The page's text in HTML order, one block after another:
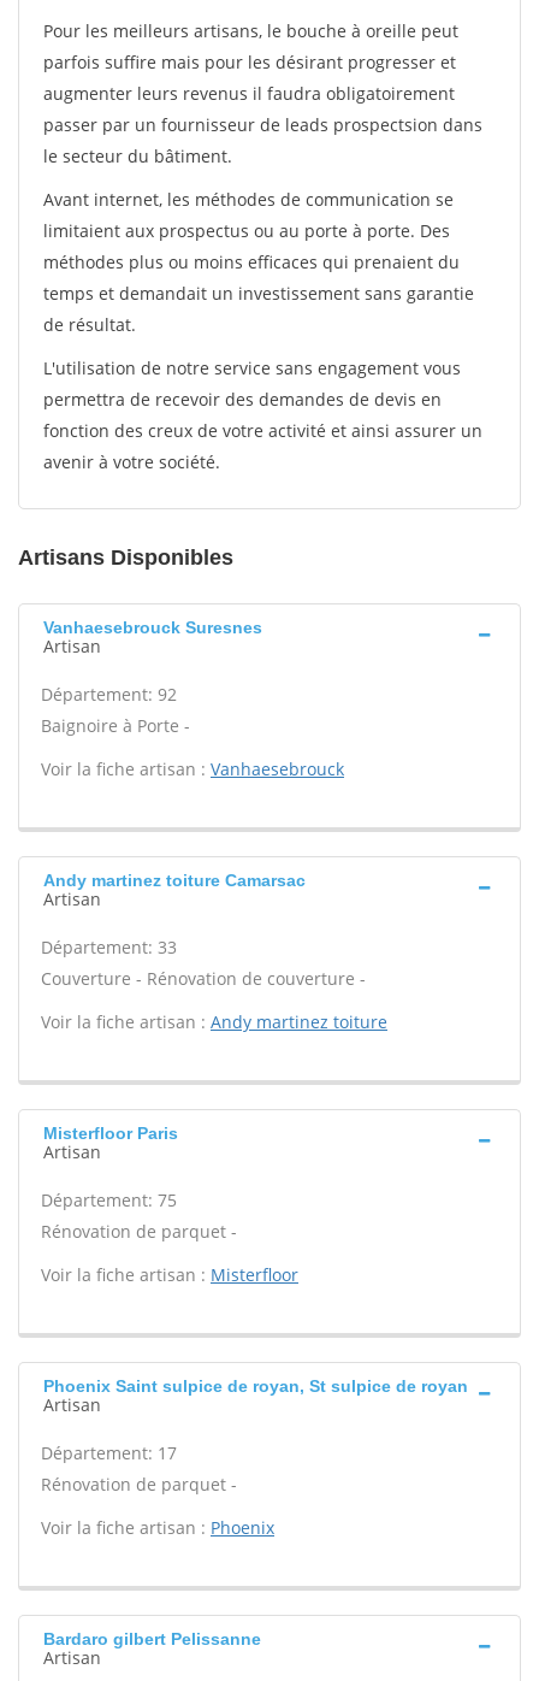
Pour les meilleurs artisans, le bouche à oreille peut
parfois suffire mais pour les désirant progresser et
augmenter leurs revenus il faudra obligatoirement
passer par un fournisseur de leads prospectsion dans
le secteur du bâtiment.
Avant internet, les méthodes de communication se
limitaient aux prospectus ou au porte à porte. Des
méthodes plus ou moins efficaces qui prenaient du
temps et demandait un investissement sans garantie
de résultat.
L'utilisation de notre service sans engagement vous
permettra de recevoir des demandes de devis en
fonction des creux de votre activité et ainsi assurer un
avenir à votre société.
Artisans Disponibles
Vanhaesebrouck Suresnes
Artisan
Département: 92
Baignoire à Porte -
Voir la fiche artisan : Vanhaesebrouck
Andy martinez toiture Camarsac
Artisan
Département: 33
Couverture - Rénovation de couverture -
Voir la fiche artisan : Andy martinez toiture
Misterfloor Paris
Artisan
Département: 75
Rénovation de parquet -
Voir la fiche artisan : Misterfloor
Phoenix Saint sulpice de royan, St sulpice de royan
Artisan
Département: 17
Rénovation de parquet -
Voir la fiche artisan : Phoenix
Bardaro gilbert Pelissanne
Artisan